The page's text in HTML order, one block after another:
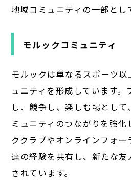
地域コミュニティの一部とし
モルックコミュニティ
モルックは単なるスポーツ以
ュニティを形成しています。
し、競争し、楽しむ場とし
ミュニティのつながりを強化
ククラブやオンラインフォ
達の経験を共有し、新たな
されています。